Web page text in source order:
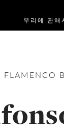
우리에 관해
FLAMENCO